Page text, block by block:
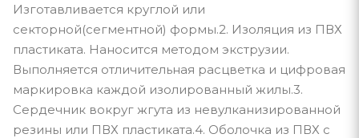
Изготавливается круглой или
секторной(сегментной) формы.2. Изоляция из ПВХ
пластиката. Наносится методом экструзии.
Выполняется отличительная расцветка и цифровая
маркировка каждой изолированный жилы.3.
Сердечник вокруг жгута из невулканизированной
резины или ПВХ пластиката.4. Оболочка из ПВХ с